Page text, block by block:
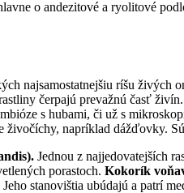
o andezitové a ryolitové
najsamostatnejšiu ríšu živých
čerpajú prevažnú časť
s hubami, či už s
napríklad dážďovky.
Jednou z najjedovatejších
porastoch. Kokorík
stanovištia ubúdajú a patrí